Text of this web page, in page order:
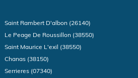
Saint Rambert D'albon (26140)
Le Peage De Roussillon (38550)
Saint Maurice L'exil (38550)
Chanas (38150)
Serrieres (07340)